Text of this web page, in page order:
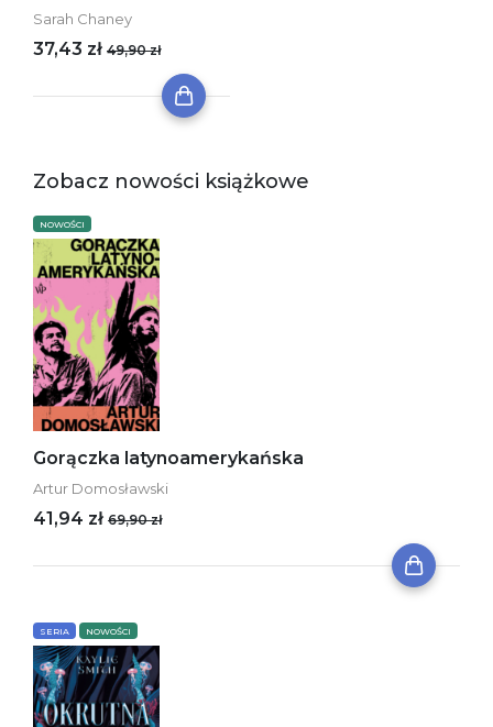
Sarah Chaney
37,43 zł 49,90 zł
Zobacz nowości książkowe
NOWOŚCI
Gorączka latynoamerykańska
Artur Domosławski
41,94 zł 69,90 zł
SERIA NOWOŚCI